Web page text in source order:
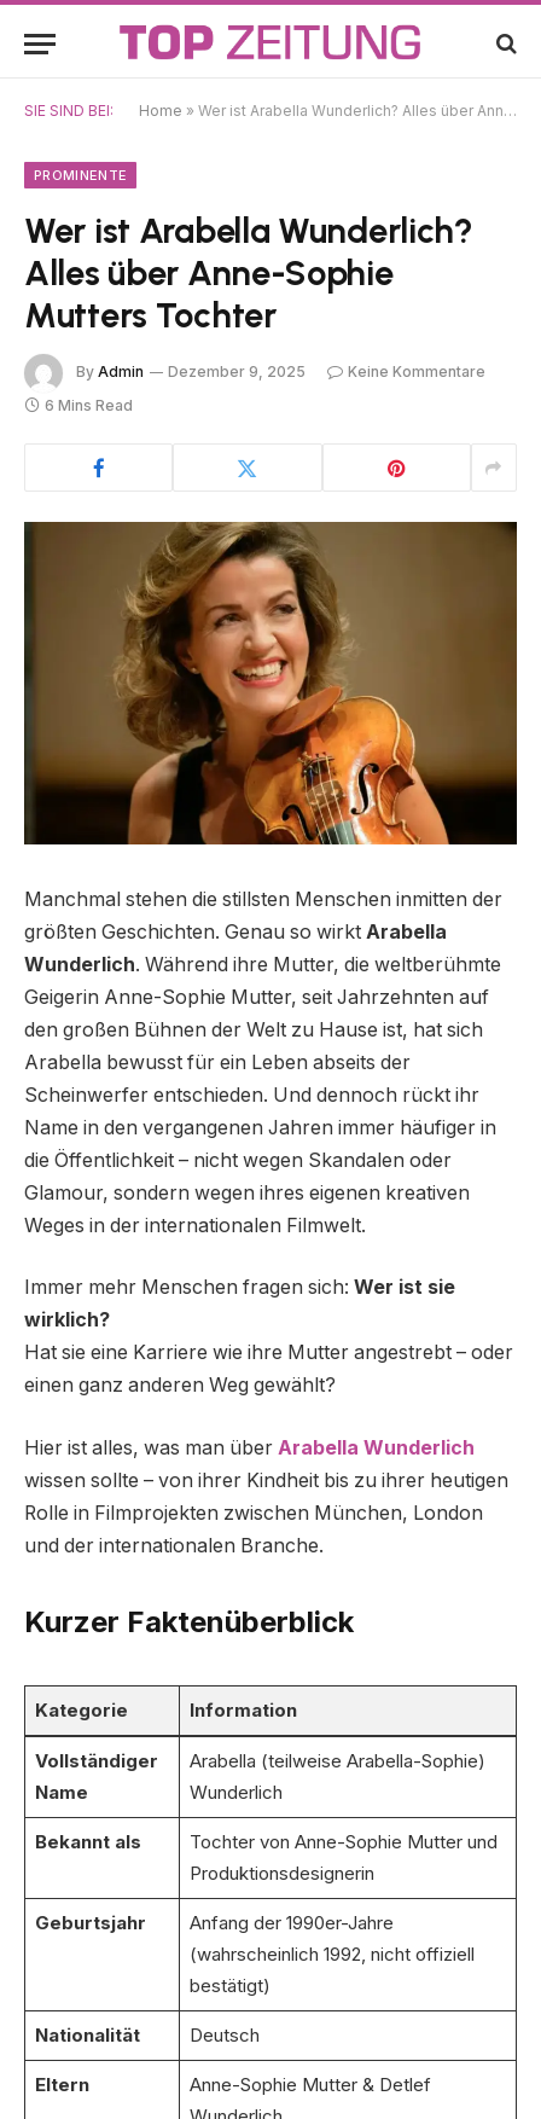
SIE SIND BEI: Home » Wer ist Arabella Wunderlich? Alles über Anne-Sophie Mutters Tochter
PROMINENTE
Wer ist Arabella Wunderlich?
Alles über Anne-Sophie
Mutters Tochter
By Admin Dezember 9, 2025
Keine Kommentare
6 Mins Read
Manchmal stehen die stillsten Menschen inmitten der
größten Geschichten. Genau so wirkt Arabella
Wunderlich. Während ihre Mutter, die weltberühmte
Geigerin Anne-Sophie Mutter, seit Jahrzehnten auf
den großen Bühnen der Welt zu Hause ist, hat sich
Arabella bewusst für ein Leben abseits der
Scheinwerfer entschieden. Und dennoch rückt ihr
Name in den vergangenen Jahren immer häufiger in
die Öffentlichkeit – nicht wegen Skandalen oder
Glamour, sondern wegen ihres eigenen kreativen
Weges in der internationalen Filmwelt.
Immer mehr Menschen fragen sich: Wer ist sie
wirklich?
Hat sie eine Karriere wie ihre Mutter angestrebt – oder
einen ganz anderen Weg gewählt?
Hier ist alles, was man über Arabella Wunderlich
wissen sollte – von ihrer Kindheit bis zu ihrer heutigen
Rolle in Filmprojekten zwischen München, London
und der internationalen Branche.
Kurzer Faktenüberblick
Kategorie Information
Vollständiger
Name
Arabella (teilweise Arabella-Sophie)
Wunderlich
Bekannt als
Tochter von Anne-Sophie Mutter und
Produktionsdesignerin
Geburtsjahr
Anfang der 1990er-Jahre
(wahrscheinlich 1992, nicht offiziell
bestätigt)
Nationalität Deutsch
Eltern
Anne-Sophie Mutter & Detlef